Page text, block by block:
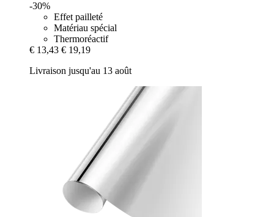
-30%
Effet pailleté
Matériau spécial
Thermoréactif
€ 13,43 € 19,19
Livraison jusqu'au 13 août